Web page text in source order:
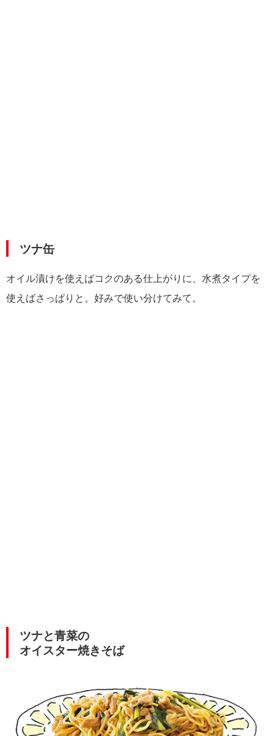
ツナ缶
オイル漬けを使えばコクのある仕上がりに、水煮タイプを
使えばさっぱりと。好みで使い分けてみて。
ツナと青菜の
オイスター焼きそば